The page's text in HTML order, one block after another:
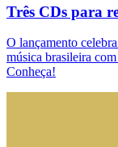
Três CDs para
O lançamento
música brasileira
Conheça!